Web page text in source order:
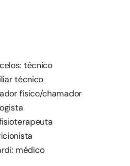
técnico
técnico
físico/chamador
médico